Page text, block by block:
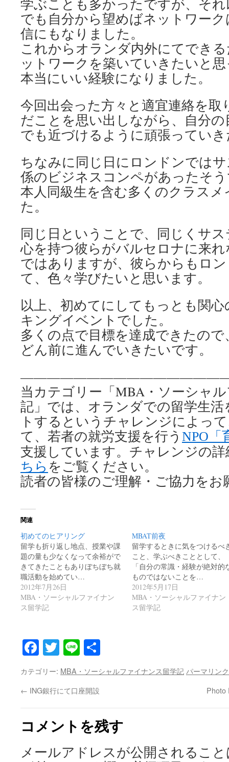
学ぶことも多かったですが、そ
でも自分から望めばネットワー
信にもなりました。
これからオランダ内外にてでき
ットワークを築いていきたいと
本当にいい経験になりました。
今回出会った方々と適宜連絡を
だことを思い出しながら、自分
でも近づけるように頑張ってい
ちなみに同じ日にロンドンでは
係のビジネスコンペがあったそ
本人同級生を含む多くのクラス
た。
同じ日ということで、同じくサ
心を持つ彼らがバルセロナに来
ではありますが、彼らからもロ
て、色々学びたいと思います。
以上、初めてにしてもっとも関
キングイベントでした。
多くの点で目標を達成できたの
どん前に進んでいきたいです。
当カテゴリー「MBA・ソーシャ
記」では、オランダでの留学生
トするというチャレンジによっ
て、若者の就労支援を行う NPO「
支援しています。チャレンジの
ちら をご覧ください。
読者の皆様のご理解・ご協力を
関連
初めてのヒアリング
留学も折り返し地点、授業や課
題の量も少なくなって余裕がで
きてきたこともありぼちぼち就
職活動を始めてい…
2012年7月26日
MBA・ソーシャルファイナン
ス留学記
MBAT前夜
留学するときに気をつけるべ
こと、学ぶべきこととして、
「自分の常識・経験が絶対的
ものではないことを…
2012年5月17日
MBA・ソーシャルファイナン
ス留学記
Facebook
Twitter
Line
有
カテゴリー: MBA・ソーシャルファイナンス留学記パーマリンク
← ING銀行にて口座開設 Photo
コメントを残す
メールアドレスが公開されるこ